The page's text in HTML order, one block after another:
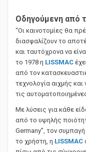
Οδηγούμενη από
“Οι καινοτομίες θα
διασφαλίζουν το
και ταυτόχρονα να
το 1978 η
από τον
τεχνολογία αιχμής
τις
Με λύσεις για κάθε
από το υψηλής
Germany”, τον
το χρήστη, η
LISSMAC